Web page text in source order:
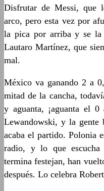
Disfrutar de Messi, que
arco, pero esta vez por
la pica por arriba y se la
Lautaro Martínez, que
mal.
México va ganando 2 a
mitad de la cancha,
y aguanta, ¡aguanta el
Lewandowski, y la
acaba el partido. Polonia
radio, y lo que
termina festejan, han
después. Lo celebra